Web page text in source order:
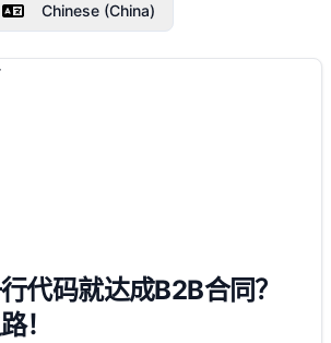
Chinese (China)
代码就达成B2B合同？
！